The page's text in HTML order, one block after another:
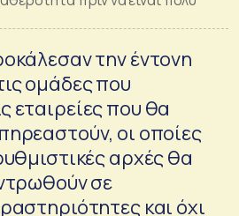
την έντονη
ομάδες που
εταιρείες που θα
οι οποίες
αρχές θα
σε
και όχι